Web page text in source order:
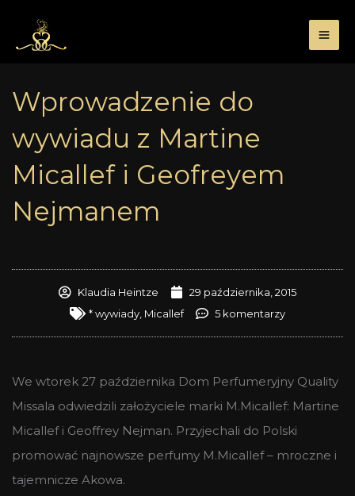
treści
Wprowadzenie do
wywiadu z Martine
Micallef i Geofreyem
Nejmanem
Klaudia Heintze
29 października, 2015
* wywiady Micallef 5 komentarzy
We wtorek 27 października Dom Perfumeryjny Quality
Missala odwiedzili założyciele marki M.Micallef: Martine
Micallef i Geoffrey Nejman. Przyjechali do Polski
promować najnowsze perfumy M.Micallef – mroczne i
tajemnicze Akowa.